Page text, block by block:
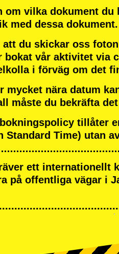
om vilka dokument
med dessa dokument.
att du skickar oss
bokat vår aktivitet via
i förväg om det
mycket nära datum
måste du bekräfta
tillåter
Standard Time) utan
ett internationellt
på offentliga vägar i